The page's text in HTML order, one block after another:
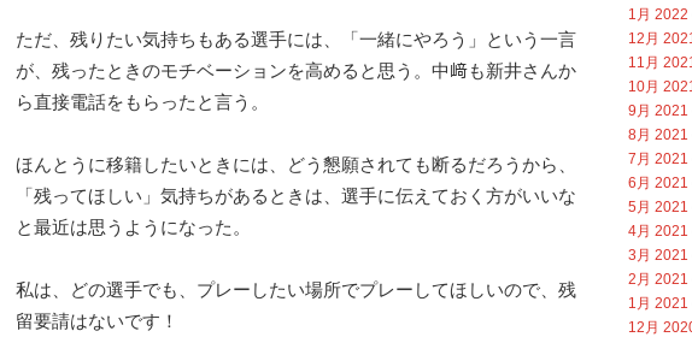
ただ、残りたい気持ちもある選手には、「一緒にやろう」という一言
が、残ったときのモチベーションを高めると思う。中﨑も新井さんか
ら直接電話をもらったと言う。
ほんとうに移籍したいときには、どう懇願されても断るだろうから、
「残ってほしい」気持ちがあるときは、選手に伝えておく方がいいな
と最近は思うようになった。
私は、どの選手でも、プレーしたい場所でプレーしてほしいので、残
留要請はないです！
1月 2022
12月
11月
10月
9月 2021
8月 2021
7月 2021
6月 2021
5月 2021
4月 2021
3月 2021
2月 2021
1月 2021
12月